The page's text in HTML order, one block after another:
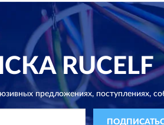
RUCELF
предложениях,поступлениях,